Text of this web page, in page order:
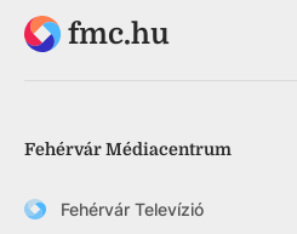
fmc.hu
Fehérvár Médiacentrum
Fehérvár Televízió